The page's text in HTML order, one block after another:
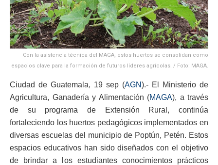
Con la asistencia técnica del MAGA, estos huertos se consolidan como
espacios clave para la formación de futuros líderes agrícolas. / Foto: MAGA.
Ciudad de Guatemala, 19 sep (AGN).- El Ministerio de
Agricultura, Ganadería y Alimentación (MAGA), a través
de su programa de Extensión Rural, continúa
fortaleciendo los huertos pedagógicos implementados en
diversas escuelas del municipio de Poptún, Petén. Estos
espacios educativos han sido diseñados con el objetivo
de brindar a los estudiantes conocimientos prácticos